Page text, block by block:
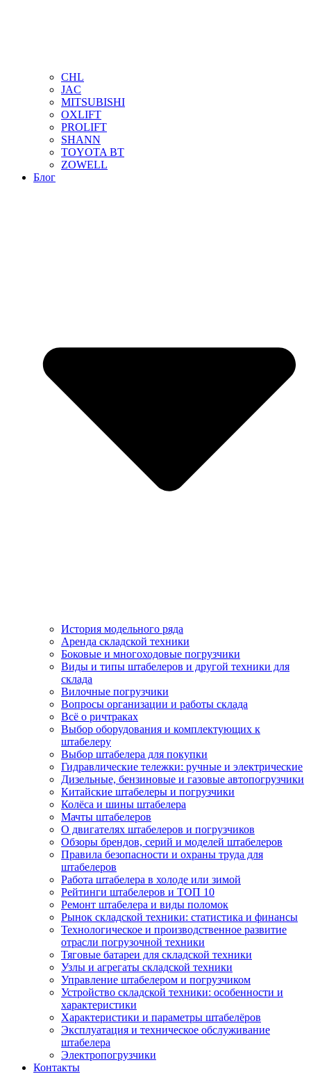
CHL
JAC
MITSUBISHI
OXLIFT
PROLIFT
SHANN
TOYOTA BT
ZOWELL
Блог
История модельного ряда
Аренда складской техники
Боковые и многоходовые погрузчики
Виды и типы штабелеров и другой техники для
склада
Вилочные погрузчики
Вопросы организации и работы склада
Всё о ричтраках
Выбор оборудования и комплектующих к
штабелеру
Выбор штабелера для покупки
Гидравлические тележки: ручные и электрические
Дизельные, бензиновые и газовые автопогрузчики
Китайские штабелеры и погрузчики
Колёса и шины штабелера
Мачты штабелеров
О двигателях штабелеров и погрузчиков
Обзоры брендов, серий и моделей штабелеров
Правила безопасности и охраны труда для
штабелеров
Работа штабелера в холоде или зимой
Рейтинги штабелеров и ТОП 10
Ремонт штабелера и виды поломок
Рынок складской техники: статистика и финансы
Технологическое и производственное развитие
отрасли погрузочной техники
Тяговые батареи для складской техники
Узлы и агрегаты складской техники
Управление штабелером и погрузчиком
Устройство складской техники: особенности и
характеристики
Характеристики и параметры штабелёров
Эксплуатация и техническое обслуживание
штабелера
Электропогрузчики
Контакты